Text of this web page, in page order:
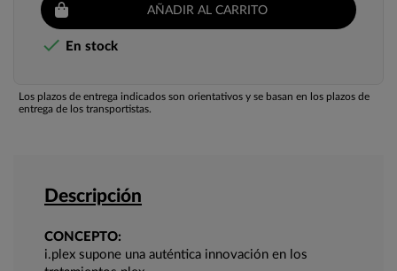
AÑADIR AL CARRITO
 En stock
Los plazos de entrega indicados son orientativos y se basan en los plazos de
entrega de los transportistas.
Descripción
CONCEPTO:
i.plex supone una auténtica innovación en los